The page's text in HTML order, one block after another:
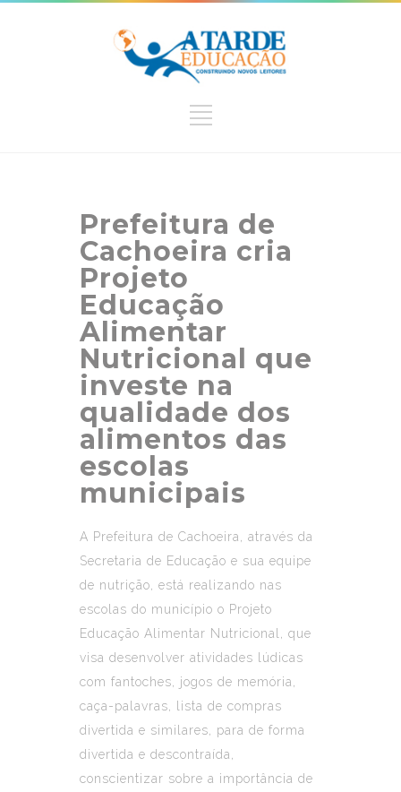
Prefeitura de
Cachoeira cria
Projeto
Educação
Alimentar
Nutricional que
investe na
qualidade dos
alimentos das
escolas
municipais
A Prefeitura de Cachoeira, através da
Secretaria de Educação e sua equipe
de nutrição, está realizando nas
escolas do município o Projeto
Educação Alimentar Nutricional, que
visa desenvolver atividades lúdicas
com fantoches, jogos de memória,
caça-palavras, lista de compras
divertida e similares, para de forma
divertida e descontraída,
conscientizar sobre a importância de